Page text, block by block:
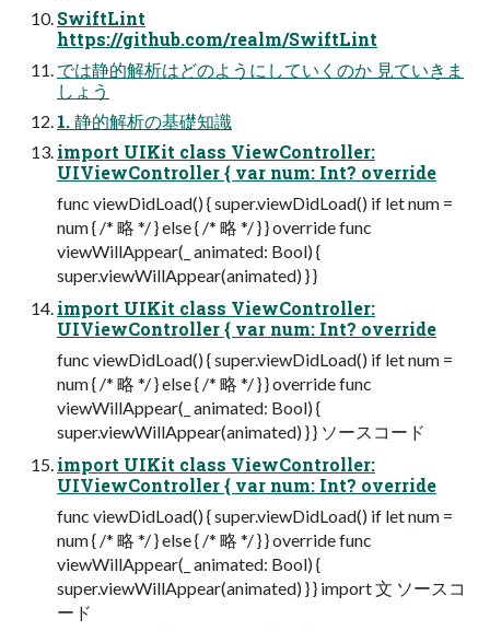
SwiftLint
https://github.com/realm/SwiftLint
では静的解析はどのようにしていくのか 見ていきま
しょう
1. 静的解析の基礎知識
import UIKit class ViewController:
UIViewController { var num: Int? override
func viewDidLoad() { super.viewDidLoad() if let num =
num { /* 略 */ } else { /* 略 */ } } override func
viewWillAppear(_ animated: Bool) {
super.viewWillAppear(animated) } }
import UIKit class ViewController:
UIViewController { var num: Int? override
func viewDidLoad() { super.viewDidLoad() if let num =
num { /* 略 */ } else { /* 略 */ } } override func
viewWillAppear(_ animated: Bool) {
super.viewWillAppear(animated) } } ソースコード
import UIKit class ViewController:
UIViewController { var num: Int? override
func viewDidLoad() { super.viewDidLoad() if let num =
num { /* 略 */ } else { /* 略 */ } } override func
viewWillAppear(_ animated: Bool) {
super.viewWillAppear(animated) } } import 文 ソースコ
ード